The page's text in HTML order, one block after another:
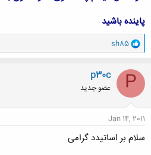
پاینده باشید
و
ا
ک
ن
ش
ه
ا
sh85
P
p30c
عضو جدید
Jan 14, 2011
سلام بر اساتیدد گرامی